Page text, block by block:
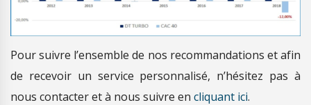
Pour suivre l’ensemble de nos recommandations et afin
de recevoir un service personnalisé, n’hésitez pas à
nous contacter et à nous suivre en cliquant ici.